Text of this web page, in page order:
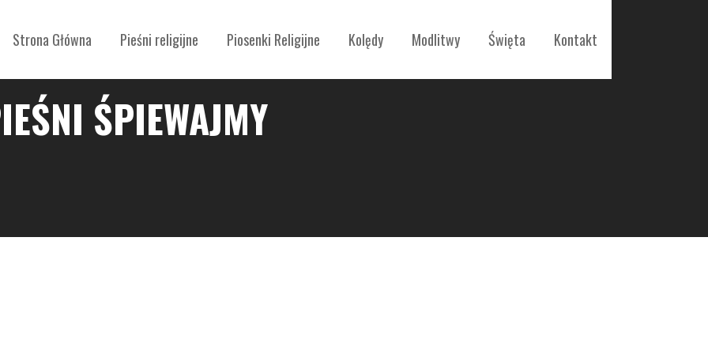
Strona Główna Pieśni religijne Piosenki Religijne Kolędy Modlitwy Święta Kontakt
ŚPIEWAJMY